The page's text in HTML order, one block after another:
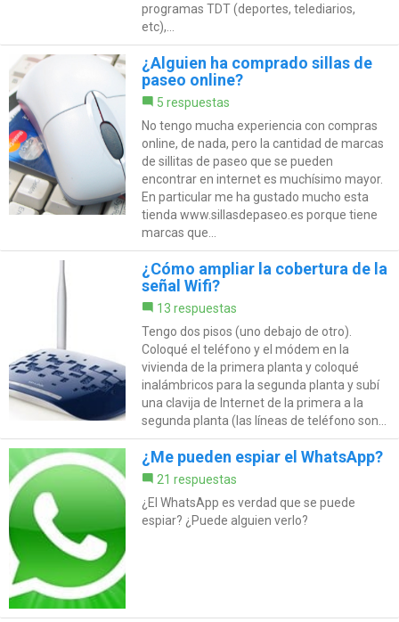
programas TDT (deportes, telediarios,
etc),...
¿Alguien ha comprado sillas de
paseo online?
5 respuestas
No tengo mucha experiencia con compras
online, de nada, pero la cantidad de marcas
de sillitas de paseo que se pueden
encontrar en internet es muchísimo mayor.
En particular me ha gustado mucho esta
tienda www.sillasdepaseo.es porque tiene
marcas que...
¿Cómo ampliar la cobertura de la
señal Wifi?
13 respuestas
Tengo dos pisos (uno debajo de otro).
Coloqué el teléfono y el módem en la
vivienda de la primera planta y coloqué
inalámbricos para la segunda planta y subí
una clavija de Internet de la primera a la
segunda planta (las líneas de teléfono son...
¿Me pueden espiar el WhatsApp?
21 respuestas
¿El WhatsApp es verdad que se puede
espiar? ¿Puede alguien verlo?